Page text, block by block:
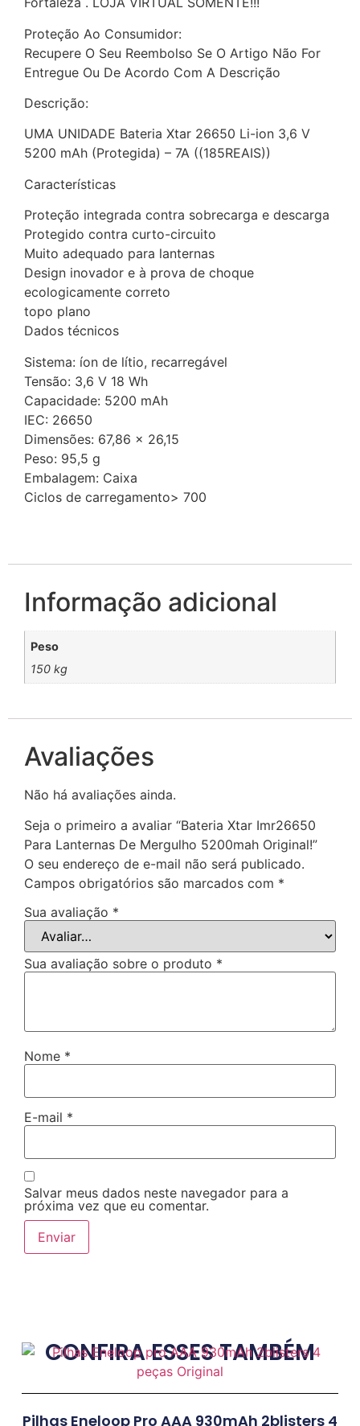
Proteção Ao Consumidor:
Recupere O Seu Reembolso Se O Artigo Não For
Entregue Ou De Acordo Com A Descrição
Descrição:
UMA UNIDADE Bateria Xtar 26650 Li-ion 3,6 V
5200 mAh (Protegida) – 7A ((185REAIS))
Características
Proteção integrada contra sobrecarga e descarga
Protegido contra curto-circuito
Muito adequado para lanternas
Design inovador e à prova de choque
ecologicamente correto
topo plano
Dados técnicos
Sistema: íon de lítio, recarregável
Tensão: 3,6 V 18 Wh
Capacidade: 5200 mAh
IEC: 26650
Dimensões: 67,86 x 26,15
Peso: 95,5 g
Embalagem: Caixa
Ciclos de carregamento> 700
Informação adicional
Peso
150 kg
Avaliações
Não há avaliações ainda.
Seja o primeiro a avaliar “Bateria Xtar Imr26650
Para Lanternas De Mergulho 5200mah Original!”
O seu endereço de e-mail não será publicado.
Campos obrigatórios são marcados com *
Sua avaliação *
Sua avaliação sobre o produto *
Nome *
E-mail *
Salvar meus dados neste navegador para a
próxima vez que eu comentar.
CONFIRA ESSES TAMBÉM
Pilhas Eneloop Pro AAA 930mAh 2blisters 4